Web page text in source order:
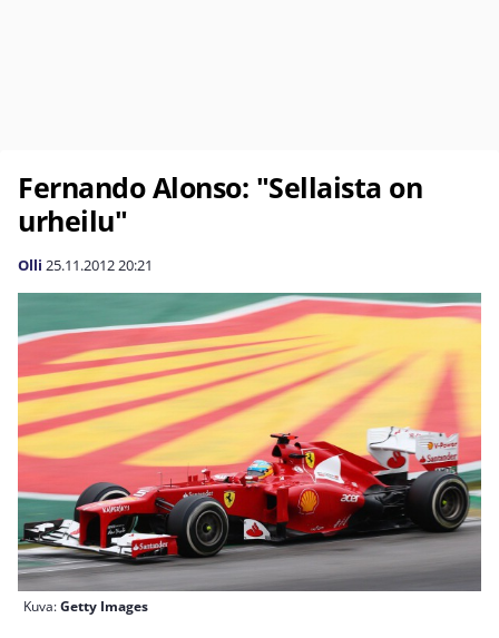
Fernando Alonso: "Sellaista on
urheilu"
Olli 25.11.201220:21
Kuva:Getty Images